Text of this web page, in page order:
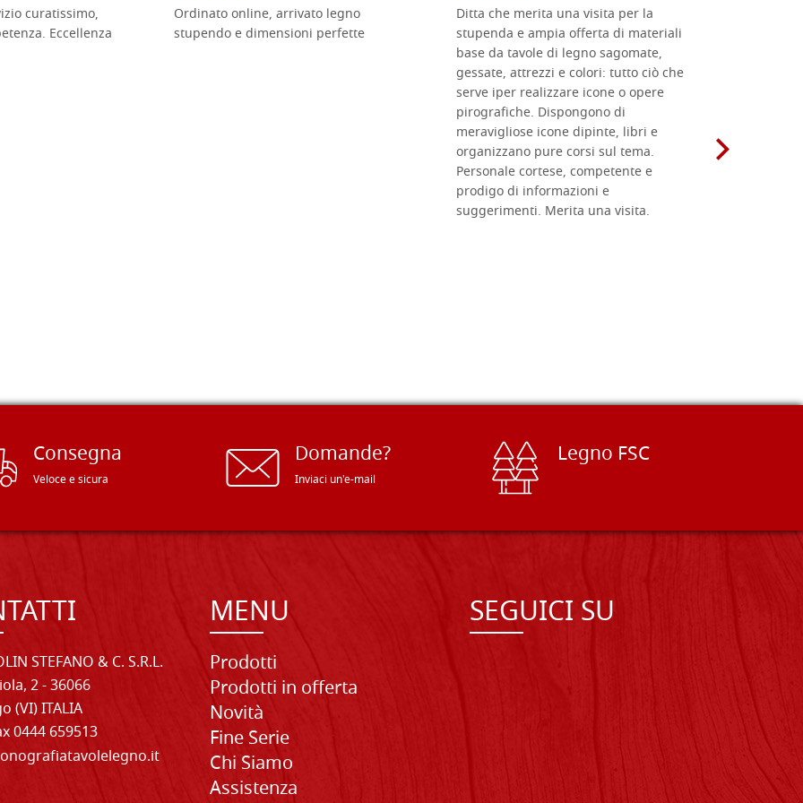
curatissimo,
Eccellenza
Ordinato online, arrivato legno
stupendo e dimensioni perfette
Ditta che merita una visita per la
stupenda e ampia offerta di materiali
base da tavole di legno sagomate,
gessate, attrezzi e colori: tutto ciò che
serve iper realizzare icone o opere
pirografiche. Dispongono di
meravigliose icone dipinte, libri e
organizzano pure corsi sul tema.
Personale cortese, competente e
prodigo di informazioni e
suggerimenti. Merita una visita.
Consegna
Veloce e sicura
Domande?
Inviaci un'e-mail
Legno FSC
STEFANO & C. S.R.L.
2 - 36066
(VI) ITALIA
0444 659513
MENU
Prodotti
Prodotti in offerta
Novità
Fine Serie
Chi Siamo
Assistenza
SEGUICI SU